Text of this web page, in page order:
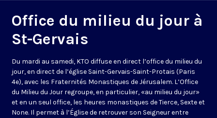
Office du milieu du jour à
St-Gervais
Du mardi au samedi, KTO diffuse en direct l’office du milieu du
jour, en direct de l’église Saint-Gervais-Saint-Protais (Paris
4e), avec les Fraternités Monastiques de Jérusalem. L’Office
du Milieu du Jour regroupe, en particulier, «au milieu du jour»
et en un seul office, les heures monastiques de Tierce, Sexte et
None. Il permet à l’Église de retrouver son Seigneur entre